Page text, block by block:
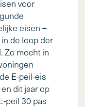
voor
eisen –
de loop der
Zo mocht in
E-peil-eis
dit jaar op
peil 30 pas